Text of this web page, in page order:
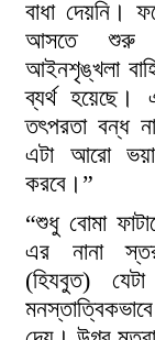
বাধা দেয়নি।
আসতে শুরু
আইনশৃঙ্খলা
ব্যর্থ হয়েছে।
তৎপরতা বন্ধ
এটা আরো
করবে।”
“শুধু বোমা
এর নানা
(হিযবুত)